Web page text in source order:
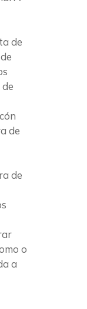
de
de
de
o
a